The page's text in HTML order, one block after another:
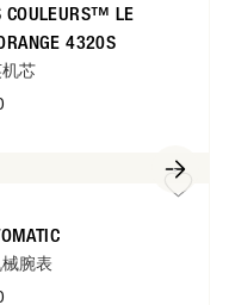
COULEURS™ LE
4320S
芯
腕表